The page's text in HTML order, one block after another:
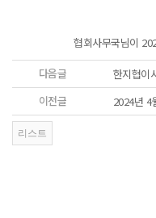
협회사무국님이
다음글
한지협이
이전글
2024년 4